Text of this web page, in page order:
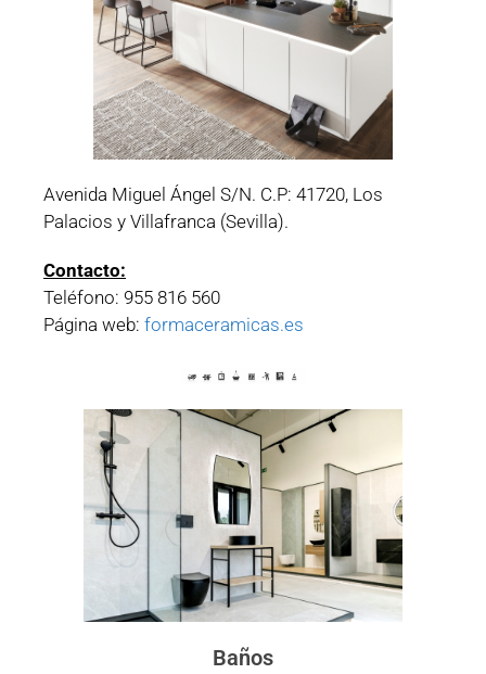
Avenida Miguel Ángel S/N. C.P: 41720, Los
Palacios y Villafranca (Sevilla).
Contacto:
Teléfono: 955 816 560
Página web: formaceramicas.es
Baños